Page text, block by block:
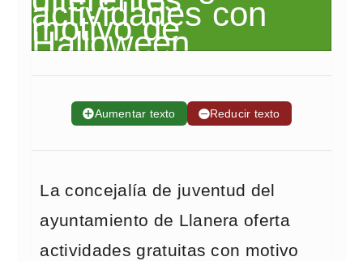
➕Aumentar texto ➖Reducir texto
La concejalía de juventud del
ayuntamiento de Llanera oferta
actividades gratuitas con motivo